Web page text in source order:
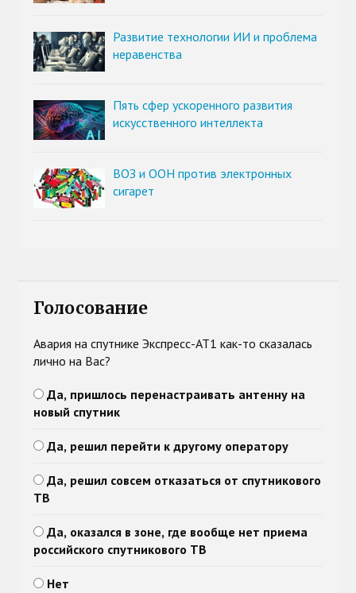
Развитие технологии ИИ и проблема
неравенства
Пять сфер ускоренного развития
искусственного интеллекта
ВОЗ и ООН против электронных
сигарет
Голосование
Авария на спутнике Экспресс-АТ1 как-то сказалась
лично на Вас?
Да, пришлось перенастраивать антенну на
новый спутник
Да, решил перейти к другому оператору
Да, решил совсем отказаться от спутникового
ТВ
Да, оказался в зоне, где вообще нет приема
российского спутникового ТВ
Нет